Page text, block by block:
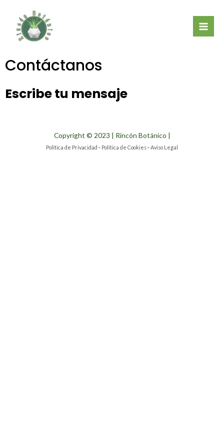
contenido
Contáctanos
Escribe tu mensaje
Copyright © 2023 | Rincón Botánico |
Política de Privacidad - Política de Cookies-Aviso Legal